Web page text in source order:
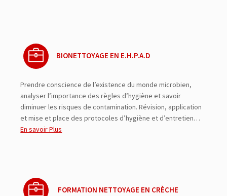
BIONETTOYAGE EN E.H.P.A.D
Prendre conscience de l’existence du monde microbien,
analyser l’importance des règles d’hygiène et savoir
diminuer les risques de contamination. Révision, application
et mise et place des protocoles d’hygiène et d’entretien…
En savoir Plus
FORMATION NETTOYAGE EN CRÈCHE